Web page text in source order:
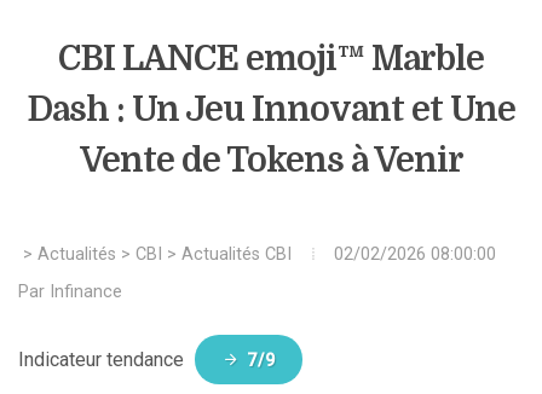
CBI LANCE emoji™ Marble
Dash : Un Jeu Innovant et Une
Vente de Tokens à Venir
> Actualités > CBI > Actualités CBI
02/02/2026 08:00:00
Par Infinance
Indicateur tendance 7/9